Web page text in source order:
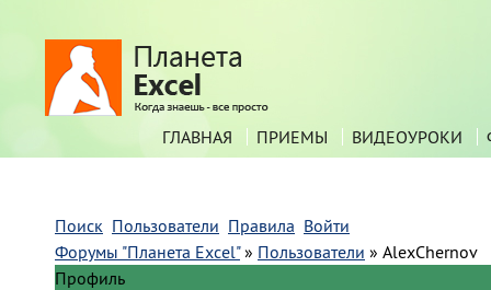
ГЛАВНАЯ ПРИЕМЫ ВИДЕОУРОКИ
Поиск Пользователи Правила Войти
Форумы "Планета Excel" » Пользователи » AlexChernov
Профиль